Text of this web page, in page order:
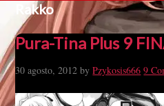
Rakko
Pura-Tina Plus 9
30 agosto, 2012 byPzykosis666 9